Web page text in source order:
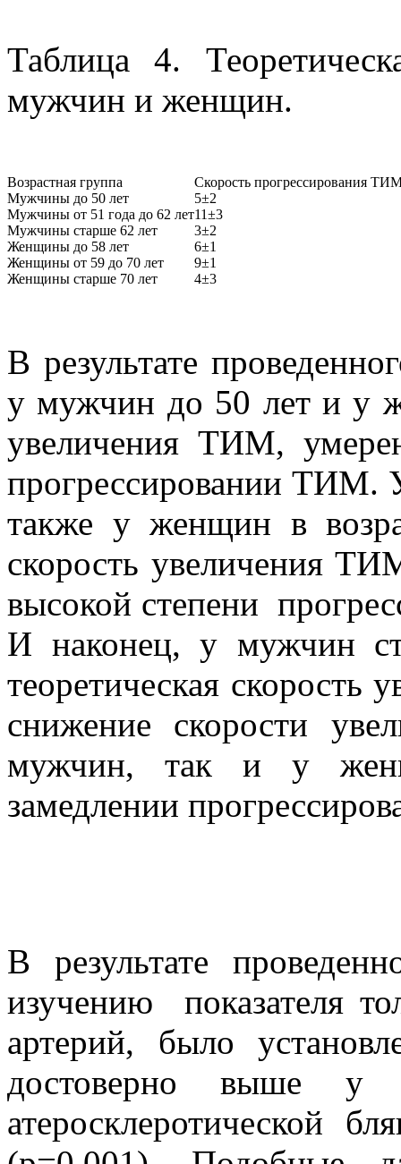
Таблица 4.
мужчин и женщин.
Возрастная группа
Скорость прогрессирования
Мужчины до 50 лет
5±2
Мужчины от 51 года до 62 лет11±3
Мужчины старше 62 лет
3±2
Женщины до 58 лет
6±1
Женщины от 59 до 70 лет
9±1
Женщины старше 70 лет
4±3
В результате
у мужчин до 50 лет и у
увеличения ТИМ,
прогрессировании ТИМ.
также у женщин в
скорость увеличения
высокой степени
И наконец, у мужчин
теоретическая скорость
снижение скорости
мужчин, так и у
замедлении
В результате
изучению показателя
артерий, было
достоверно выше у
атеросклеротической